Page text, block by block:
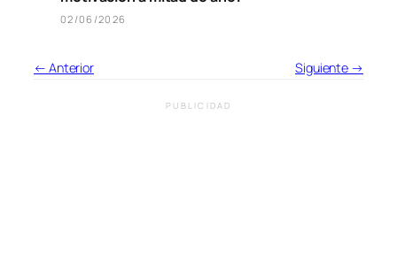
02/06/2026
← Anterior Siguiente →
PUBLICIDAD